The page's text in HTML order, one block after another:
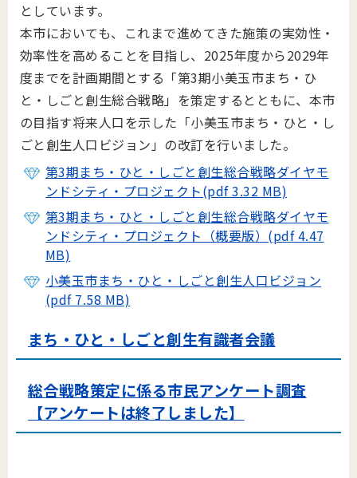
としています。
本市においても、これまで進めてきた施策の実効性・
効率性を高めることを目指し、2025年度から2029年
度までを計画期間とする「第3期小美玉市まち・ひ
と・しごと創生総合戦略」を策定するとともに、本市
の目指す将来人口を示した「小美玉市まち・ひと・し
ごと創生人口ビジョン」の改訂を行いました。
第3期まち・ひと・しごと創生総合戦略ダイヤモ
ンドシティ・プロジェクト(pdf 3.32 MB)
第3期まち・ひと・しごと創生総合戦略ダイヤモ
ンドシティ・プロジェクト（概要版）(pdf 4.47
MB)
小美玉市まち・ひと・しごと創生人口ビジョン
(pdf 7.58 MB)
まち・ひと・しごと創生有識者会議
総合戦略策定に係る市民アンケート調査
【アンケートは終了しました】